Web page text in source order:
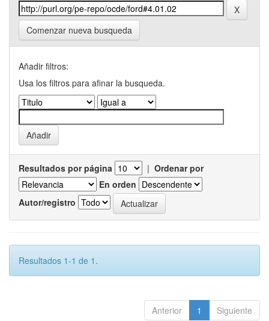
Comenzar nueva busqueda
Añadir filtros:
Usa los filtros para afinar la busqueda.
Resultados por página | Ordenar por
En orden
Autor/registro
Resultados 1-1 de 1.
Anterior 1 Siguiente